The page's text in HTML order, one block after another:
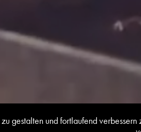
gestalten und fortlaufend